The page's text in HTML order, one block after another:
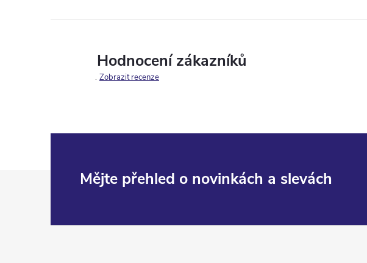
Hodnocení zákazníků
Zobrazit recenze
Mějte přehled o novinkách a slevách